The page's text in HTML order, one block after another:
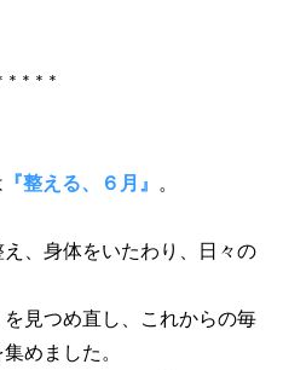
* * * *
『整える、６月』 。
、身体をいたわり、日々の
見つめ直し、これからの毎
めました。